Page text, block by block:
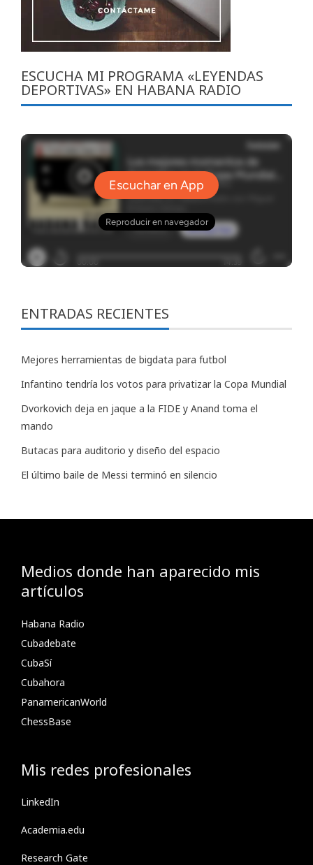
ESCUCHA MI PROGRAMA «LEYENDAS
DEPORTIVAS» EN HABANA RADIO
ENTRADAS RECIENTES
Mejores herramientas de bigdata para futbol
Infantino tendría los votos para privatizar la Copa Mundial
Dvorkovich deja en jaque a la FIDE y Anand toma el
mando
Butacas para auditorio y diseño del espacio
El último baile de Messi terminó en silencio
Medios donde han aparecido mis
artículos
Habana Radio
Cubadebate
CubaSí
Cubahora
PanamericanWorld
ChessBase
Mis redes profesionales
LinkedIn
Academia.edu
Research Gate